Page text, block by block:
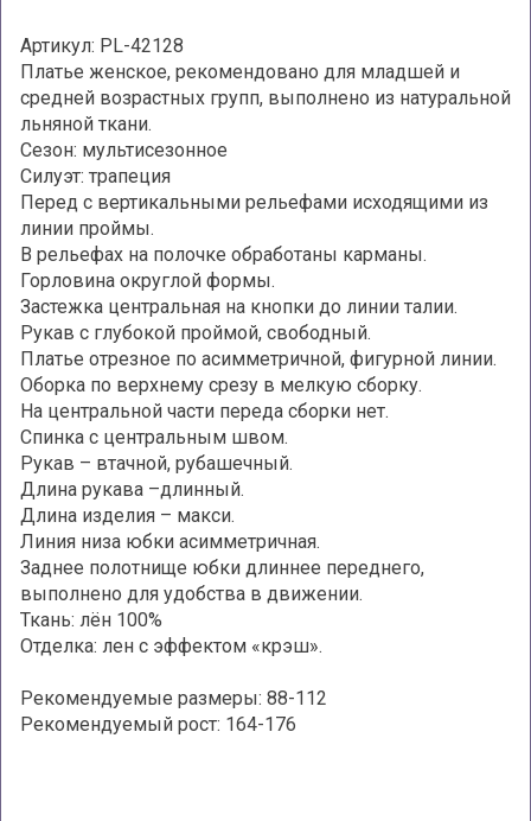
Артикул: PL-42128
Платье женское, рекомендовано для младшей и
средней возрастных групп, выполнено из натуральной
льняной ткани.
Сезон: мультисезонное
Силуэт: трапеция
Перед с вертикальными рельефами исходящими из
линии проймы.
В рельефах на полочке обработаны карманы.
Горловина округлой формы.
Застежка центральная на кнопки до линии талии.
Рукав с глубокой проймой, свободный.
Платье отрезное по асимметричной, фигурной линии.
Оборка по верхнему срезу в мелкую сборку.
На центральной части переда сборки нет.
Спинка с центральным швом.
Рукав – втачной, рубашечный.
Длина рукава –длинный.
Длина изделия – макси.
Линия низа юбки асимметричная.
Заднее полотнище юбки длиннее переднего,
выполнено для удобства в движении.
Ткань: лён 100%
Отделка: лен с эффектом «крэш».
Рекомендуемые размеры: 88-112
Рекомендуемый рост: 164-176